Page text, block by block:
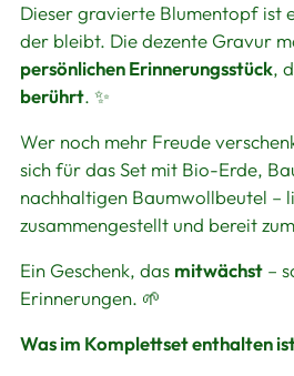
Dieser gravierte Blumentopf ist
der bleibt. Die dezente Gravur
persönlichen Erinnerungsstück,
berührt. ✨
Wer noch mehr Freude
sich für das Set mit Bio-Erde,
nachhaltigen Baumwollbeutel –
zusammengestellt und bereit
Ein Geschenk, das mitwächst –
Erinnerungen. 🌱
Was im Komplettset enthalten